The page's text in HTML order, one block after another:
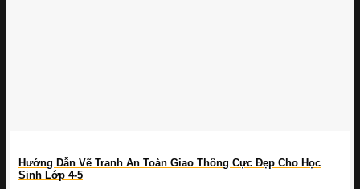
Hướng Dẫn Vẽ Tranh An Toàn Giao Thông Cực Đẹp Cho Học
Sinh Lớp 4-5